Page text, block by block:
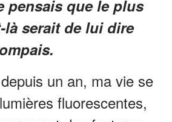
pensais que le plus
serait de lui dire
un an, ma vie se
fluorescentes,